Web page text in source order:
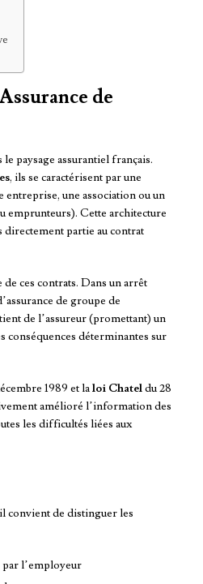
de
paysage assurantiel français.
, ils se caractérisent par une
une association ou un
emprunteurs). Cette architecture
partie au contrat
ces contrats. Dans un arrêt
de groupe de
de l’assureur (promettant) un
conséquences déterminantes sur
1989 et laloi Chateldu 28
amélioré l’information des
les difficultés liées aux
convient de distinguer les
par l’employeur